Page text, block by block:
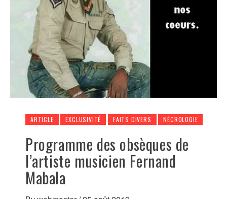
ARTICLE EXCLUSIVITÉ FAITS DIVERS NÉCROLOGIE
Programme des obsèques de
l’artiste musicien Fernand
Mabala